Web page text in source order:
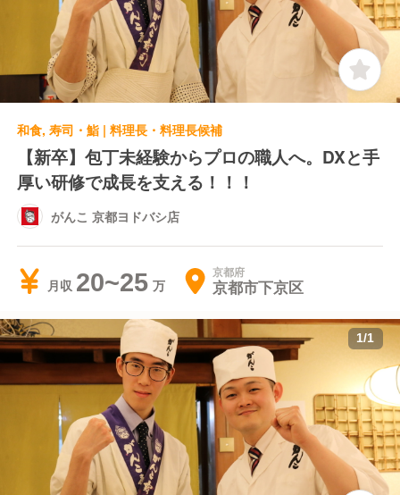
和食, 寿司・鮨 | 料理長・料理長候補
【新卒】包丁未経験からプロの職人へ。DXと手
厚い研修で成長を支える！！！
がんこ 京都ヨドバシ店
月収 20~25 京都府
京都市下京区
1/1